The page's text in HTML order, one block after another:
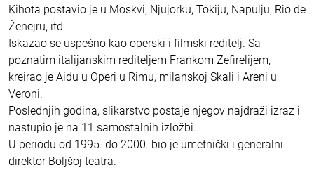
Kihota postavio je u Moskvi, Njujorku, Tokiju, Napulju, Rio de
Ženejru, itd.
Iskazao se uspešno kao operski i filmski reditelj. Sa
poznatim italijanskim rediteljem Frankom Zefirelijem,
kreirao je Aidu u Operi u Rimu, milanskoj Skali i Areni u
Veroni.
Poslednjih godina, slikarstvo postaje njegov najdraži izraz i
nastupio je na 11 samostalnih izložbi.
U periodu od 1995. do 2000. bio je umetnički i generalni
direktor Boljšoj teatra.